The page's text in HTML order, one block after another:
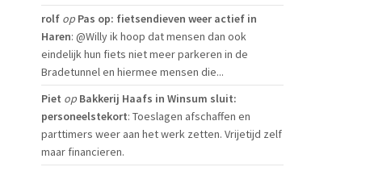
rolf op Pas op: fietsendieven weer actief in
Haren: @Willy ik hoop dat mensen dan ook
eindelijk hun fiets niet meer parkeren in de
Bradetunnel en hiermee mensen die...
Piet op Bakkerij Haafs in Winsum sluit:
personeelstekort: Toeslagen afschaffen en
parttimers weer aan het werk zetten. Vrijetijd zelf
maar financieren.